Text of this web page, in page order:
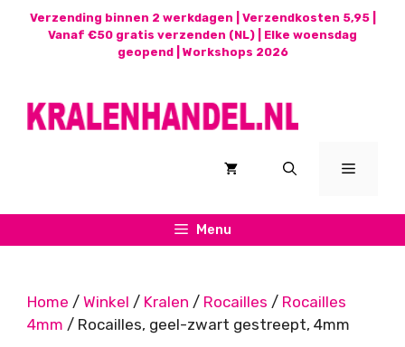
Verzending binnen 2 werkdagen | Verzendkosten 5,95 |
Vanaf €50 gratis verzenden (NL) | Elke woensdag
geopend | Workshops 2026
Menu
Menu
Home / Winkel / Kralen / Rocailles / Rocailles
4mm / Rocailles, geel-zwart gestreept, 4mm